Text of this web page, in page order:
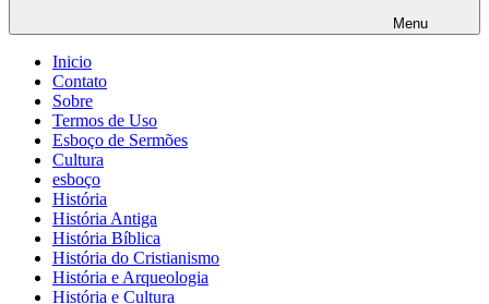
Menu
Inicio
Contato
Sobre
Termos de Uso
Esboço de Sermões
Cultura
esboço
História
História Antiga
História Bíblica
História do Cristianismo
História e Arqueologia
História e Cultura